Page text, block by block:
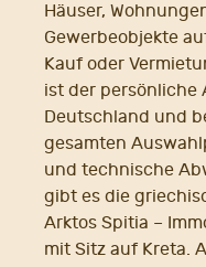
Häuser,
Gewerbeobjekte
Kauf oder
ist der persönliche
Deutschland und
gesamten
und technische
gibt es die
Arktos Spitia –
mit Sitz auf Kreta.